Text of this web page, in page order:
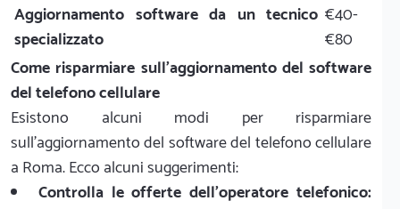
Aggiornamento software da un tecnico
specializzato
€40-
€80
Come risparmiare sull'aggiornamento del software
del telefono cellulare
Esistono alcuni modi per risparmiare
sull'aggiornamento del software del telefono cellulare
a Roma. Ecco alcuni suggerimenti:
Controlla le offerte dell'operatore telefonico: